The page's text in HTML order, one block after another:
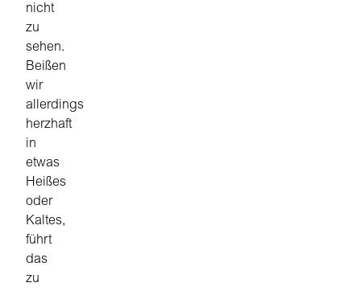
nicht
zu
sehen.
Beißen
wir
allerdings
herzhaft
in
etwas
Heißes
oder
Kaltes,
führt
das
zu